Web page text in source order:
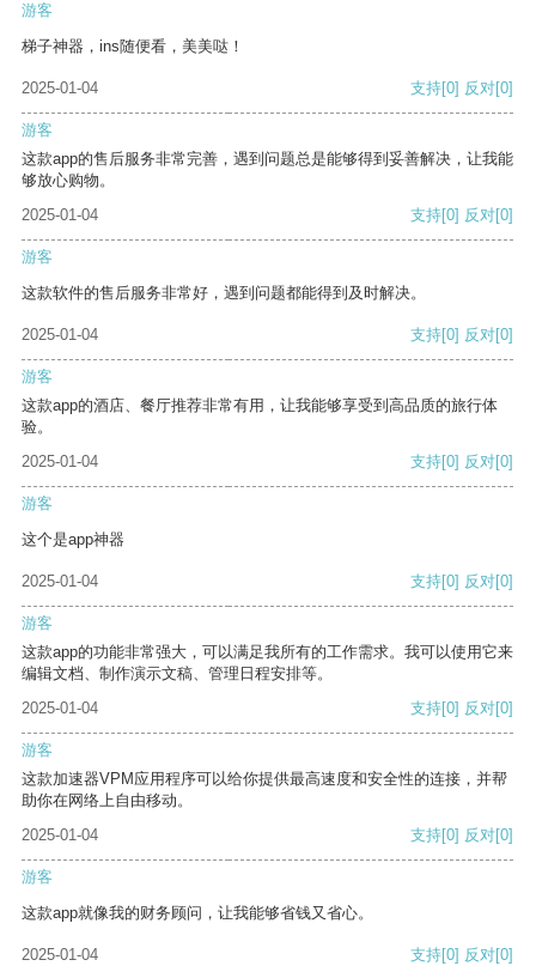
游客
梯子神器，ins随便看，美美哒！
2025-01-04 支持[0] 反对[0]
游客
这款app的售后服务非常完善，遇到问题总是能够得到妥善解决，让我能
够放心购物。
2025-01-04
支持[0] 反对[0]
游客
这款软件的售后服务非常好，遇到问题都能得到及时解决。
2025-01-04 支持[0] 反对[0]
游客
这款app的酒店、餐厅推荐非常有用，让我能够享受到高品质的旅行体
验。
2025-01-04
支持[0] 反对[0]
游客
这个是app神器
2025-01-04 支持[0] 反对[0]
游客
这款app的功能非常强大，可以满足我所有的工作需求。我可以使用它来
编辑文档、制作演示文稿、管理日程安排等。
2025-01-04
支持[0] 反对[0]
游客
这款加速器VPM应用程序可以给你提供最高速度和安全性的连接，并帮
助你在网络上自由移动。
2025-01-04
支持[0] 反对[0]
游客
这款app就像我的财务顾问，让我能够省钱又省心。
2025-01-04 支持[0] 反对[0]